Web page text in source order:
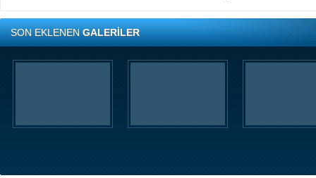
SON EKLENENGALERİLER